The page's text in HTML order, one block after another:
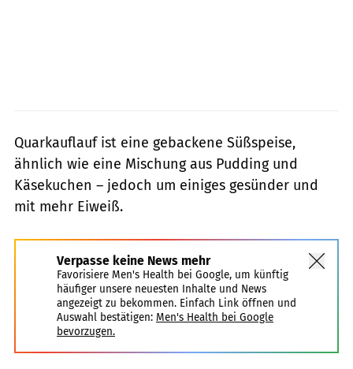
Quarkauflauf ist eine gebackene Süßspeise,
ähnlich wie eine Mischung aus Pudding und
Käsekuchen – jedoch um einiges gesünder und
mit mehr Eiweiß.
Verpasse keine News mehr
Favorisiere Men's Health bei Google, um künftig
häufiger unsere neuesten Inhalte und News
angezeigt zu bekommen. Einfach Link öffnen und
Auswahl bestätigen: Men's Health bei Google
bevorzugen.